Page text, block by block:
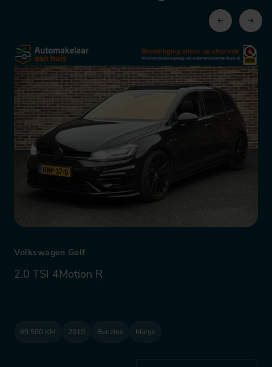
Volkswagen Golf
2.0 TSI 4Motion R
89.500 KM 2019 Benzine Marge